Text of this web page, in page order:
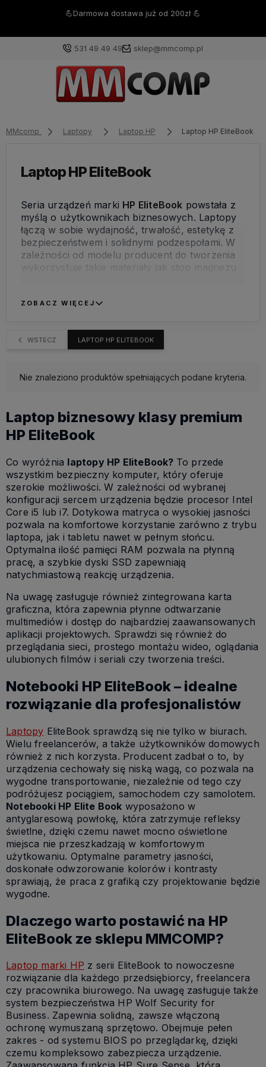
💪Darmowa dostawa już od 200zł 💪
531 49 49 49 sklep@mmcomp.pl
MMcomp Laptopy Laptop HP Laptop HP EliteBook
Laptop HP EliteBook
Seria urządzeń marki HP EliteBook powstała z
myślą o użytkownikach biznesowych. Laptopy
łączą w sobie wydajność, trwałość, estetykę z
bezpieczeństwem i solidnymi podzespołami. W
zależności od modelu producent do tworzenia
wykorzystuje takie materiały jak stop magnezu
podróży. Poznaj możliwości, które daje
swojej firmy!
ZOBACZ WIĘCEJ
WSTECZ LAPTOP HP ELITEBOOK
Nie znaleziono produktów spełniających podane kryteria.
Laptop biznesowy klasy premium
HP EliteBook
Co wyróżnia laptopy HP EliteBook? To przede
wszystkim bezpieczny komputer, który oferuje
szerokie możliwości. W zależności od wybranej
konfiguracji sercem urządzenia będzie procesor Intel
Core i5 lub i7. Dotykowa matryca o wysokiej jasności
pozwala na komfortowe korzystanie zarówno z trybu
laptopa, jak i tabletu nawet w pełnym słońcu.
Optymalna ilość pamięci RAM pozwala na płynną
pracę, a szybkie dyski SSD zapewniają
natychmiastową reakcję urządzenia.
Na uwagę zasługuje również zintegrowana karta
graficzna, która zapewnia płynne odtwarzanie
multimediów i dostęp do najbardziej zaawansowanych
aplikacji projektowych. Sprawdzi się również do
przeglądania sieci, prostego montażu wideo, oglądania
ulubionych filmów i seriali czy tworzenia treści.
Notebooki HP EliteBook – idealne
rozwiązanie dla profesjonalistów
Laptopy EliteBook sprawdzą się nie tylko w biurach.
Wielu freelancerów, a także użytkowników domowych
również z nich korzysta. Producent zadbał o to, by
urządzenia cechowały się niską wagą, co pozwala na
wygodne transportowanie, niezależnie od tego czy
podróżujesz pociągiem, samochodem czy samolotem.
Notebooki HP Elite Book wyposażono w
antyglaresową powłokę, która zatrzymuje refleksy
świetlne, dzięki czemu nawet mocno oświetlone
miejsca nie przeszkadzają w komfortowym
użytkowaniu. Optymalne parametry jasności,
doskonałe odwzorowanie kolorów i kontrasty
sprawiają, że praca z grafiką czy projektowanie będzie
wygodne.
Dlaczego warto postawić na HP
EliteBook ze sklepu MMCOMP?
Laptop marki HP z serii EliteBook to nowoczesne
rozwiązanie dla każdego przedsiębiorcy, freelancera
czy pracownika biurowego. Na uwagę zasługuje także
system bezpieczeństwa HP Wolf Security for
Business. Zapewnia solidną, zawsze włączoną
ochronę wymuszaną sprzętowo. Obejmuje pełen
zakres - od systemu BIOS po przeglądarkę, dzięki
czemu kompleksowo zabezpiecza urządzenie.